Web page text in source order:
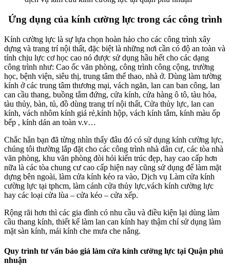
Ứng dụng của kính cường lực trong các công trình
Kính cường lực là sự lựa chọn hoàn hảo cho các công trình xây
dựng và trang trí nội thất, đặc biệt là những nơi cần có độ an toàn và
tính chịu lực cơ học cao nó được sử dụng hầu hết cho các dạng
công trình như: Cao ốc văn phòng, công trình công cộng, trường
học, bệnh viện, siêu thị, trung tâm thể thao, nhà ở. Dùng làm tường
kính ở các trung tâm thương mại, vách ngăn, lan can ban công, lan
can cầu thang, buồng tắm đứng, cửa kính, cửa hàng ô tô, tàu hỏa,
tàu thủy, bàn, tủ, đồ dùng trang trí nội thất, Cửa thủy lực, lan can
kính, vách nhôm kính giá rẻ,kính hộp, vách kính tắm, kính màu ốp
bếp , kính dán an toàn v.v…
Chắc hẳn bạn đã từng nhìn thấy đâu đó có sử dụng kính cường lực,
chúng tôi thường lắp đặt cho các công trình nhà dân cư, các tòa nhà
văn phòng, khu văn phòng đòi hỏi kiến trúc đẹp, hay cao cấp hơn
nữa là các tòa chung cư cao cấp hiện nay cũng sử dụng để làm mặt
dựng bên ngoài, làm cửa kính kéo ra vào, Dịch vụ Làm cửa kính
cường lực tại tphcm, làm cánh cửa thủy lực,vách kính cường lực
hay các loại cửa lùa – cửa kéo – cửa xếp.
Rộng rãi hơn thì các gia đình có nhu cầu và điều kiện lại dùng làm
cầu thang kính, thiết kế làm lan can kính hay thậm chí sử dụng làm
mặt sàn kính, mái kính che mưa che nắng.
Quy trình tư vấn báo giá làm cửa kính cường lực tại Quận phú
nhuận